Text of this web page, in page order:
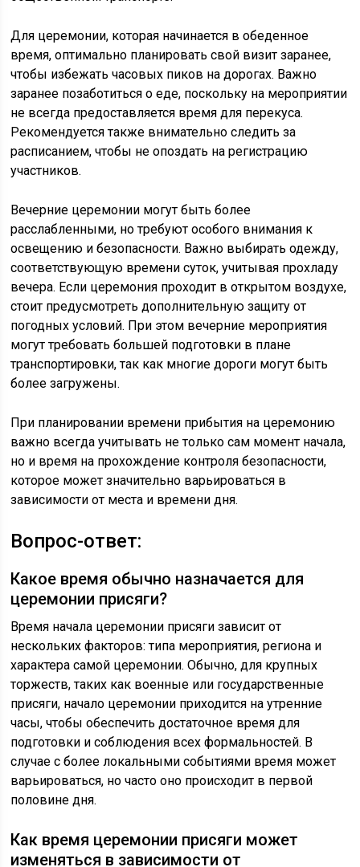
Для церемонии, которая начинается в обеденное
время, оптимально планировать свой визит заранее,
чтобы избежать часовых пиков на дорогах. Важно
заранее позаботиться о еде, поскольку на мероприятии
не всегда предоставляется время для перекуса.
Рекомендуется также внимательно следить за
расписанием, чтобы не опоздать на регистрацию
участников.
Вечерние церемонии могут быть более
расслабленными, но требуют особого внимания к
освещению и безопасности. Важно выбирать одежду,
соответствующую времени суток, учитывая прохладу
вечера. Если церемония проходит в открытом воздухе,
стоит предусмотреть дополнительную защиту от
погодных условий. При этом вечерние мероприятия
могут требовать большей подготовки в плане
транспортировки, так как многие дороги могут быть
более загружены.
При планировании времени прибытия на церемонию
важно всегда учитывать не только сам момент начала,
но и время на прохождение контроля безопасности,
которое может значительно варьироваться в
зависимости от места и времени дня.
Вопрос-ответ:
Какое время обычно назначается для
церемонии присяги?
Время начала церемонии присяги зависит от
нескольких факторов: типа мероприятия, региона и
характера самой церемонии. Обычно, для крупных
торжеств, таких как военные или государственные
присяги, начало церемонии приходится на утренние
часы, чтобы обеспечить достаточное время для
подготовки и соблюдения всех формальностей. В
случае с более локальными событиями время может
варьироваться, но часто оно происходит в первой
половине дня.
Как время церемонии присяги может
изменяться в зависимости от